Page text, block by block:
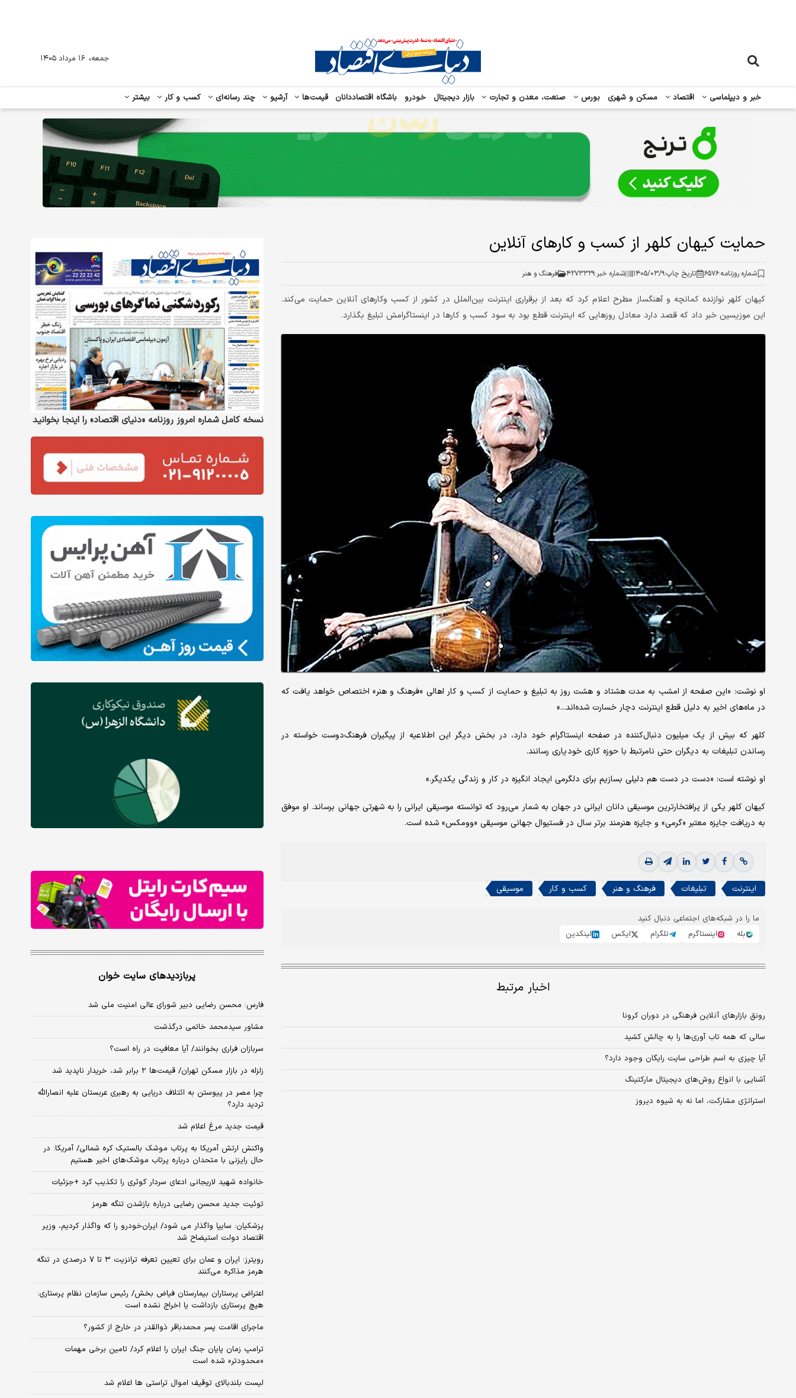
خبر و دیپلماسی اقتصاد مسکن و شهری بورس صنعت، معدن و تجارت بازار دیجیتال خودرو باشگاه اقتصاددانان قیمت‌ها آرشیو چند رسانه‌ای کسب و کار بیشتر
جمعه، ۱۶ مرداد ۱۴۰۵
حمایت کیهان کلهر از کسب و کارهای آنلاین
شماره روزنامه:۶۵۷۶ تاریخ چاپ:۱۴۰۵/۰۳/۹ شماره خبر:۴۲۷۳۳۲۹ فرهنگ و هنر
کیهان کلهر نوازنده کمانچه و آهنگساز مطرح اعلام کرد که بعد از برقراری اینترنت بین‌الملل در کشور از کسب وکارهای آنلاین حمایت می‌کند.
این موزیسین خبر داد که قصد دارد معادل روزهایی که اینترنت قطع بود به سود کسب و کارها در اینستاگرامش تبلیغ بگذارد.
او نوشت: «این صفحه از امشب به مدت هشتاد و هشت روز به تبلیغ و حمایت از کسب و کار اهالی «فرهنگ و هنر» اختصاص خواهد یافت که
در ماه‌های اخیر به دلیل قطع اینترنت دچار خسارت شده‌اند...»
کلهر که بیش از یک ‌میلیون دنبال‌کننده در صفحه اینستاگرام خود دارد، در بخش دیگر این اطلاعیه از پیگیران فرهنگ‌دوست خواسته در
رساندن تبلیغات به دیگران حتی نامرتبط با حوزه کاری خود یاری رسانند.
او نوشته است: «دست در دست هم دلیلی بسازیم برای دلگرمی ایجاد انگیزه در کار و زندگی یکدیگر.»
کیهان کلهر یکی از پرافتخارترین موسیقی دانان ایرانی در جهان به شمار می‌رود که توانسته موسیقی ایرانی را به شهرتی جهانی برساند. او موفق
به دریافت جایزه معتبر «گرمی» و جایزه هنرمند برتر سال در فستیوال جهانی موسیقی «وومکس» شده است.
اینترنت تبلیغات فرهنگ و هنر کسب و کار موسیقی
ما را در شبکه‌های اجتماعی دنبال کنید
بله
اینستاگرم تلگرام ایکس لینکدین
اخبار مرتبط
رونق بازارهای آنلاین فرهنگی در دوران کرونا
سالی که همه تاب آوری‌ها را به چالش کشید
آیا چیزی به اسم طراحی سایت رایگان وجود دارد؟
آشنایی با انواع روش‌های دیجیتال مارکتینگ
استراتژی مشارکت، اما نه به شیوه دیروز
نسخه کامل شماره امروز روزنامه «دنیای‌ اقتصاد» را اینجا بخوانید
پربازدیدهای سایت خوان
فارس: محسن رضایی دبیر شورای عالی امنیت ملی شد
مشاور سیدمحمد خاتمی درگذشت
سربازان فراری بخوانند/ آیا معافیت در راه است؟
زلزله در بازار مسکن تهران/ قیمت‌ها ۲ برابر شد، خریدار ناپدید شد
چرا مصر در پیوستن به ائتلاف دریایی به رهبری عربستان علیه انصارالله
تردید دارد؟
قیمت جدید مرغ اعلام شد
واکنش ارتش آمریکا به پرتاب موشک بالستیک کره شمالی/ آمریکا: در
حال رایزنی با متحدان درباره پرتاب موشک‌های اخیر هستیم
خانواده شهید لاریجانی ادعای سردار کوثری را تکذیب کرد +جزئیات
توئیت جدید محسن رضایی درباره بازشدن تنگه هرمز
پزشکیان: سایپا واگذار می شود/ ایران‌خودرو را که واگذار کردیم، وزیر
اقتصاد دولت استیضاح شد
رویترز: ایران و عمان برای تعیین تعرفه ترانزیت ۳ تا ۷ درصدی در تنگه
هرمز مذاکره می‌کنند
اعتراض پرستاران بیمارستان فیاض بخش/ رئیس سازمان نظام پرستاری:
هیچ پرستاری بازداشت یا اخراج نشده است
ماجرای اقامت پسر محمدباقر ذوالقدر در خارج از کشور؟
ترامپ زمان پایان جنگ ایران را اعلام کرد/ تامین برخی مهمات
«محدودتر» شده است
لیست بلندبالای توقیف اموال تراستی ها اعلام شد